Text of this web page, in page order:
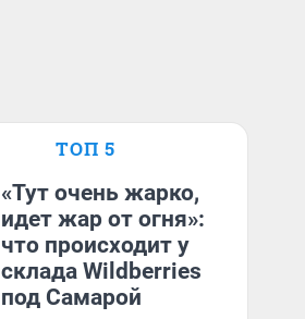
ТОП 5
«Тут очень жарко,
идет жар от огня»:
что происходит у
склада Wildberries
под Самарой